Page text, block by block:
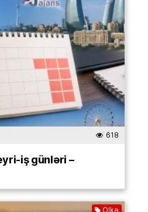
618
iş günləri –